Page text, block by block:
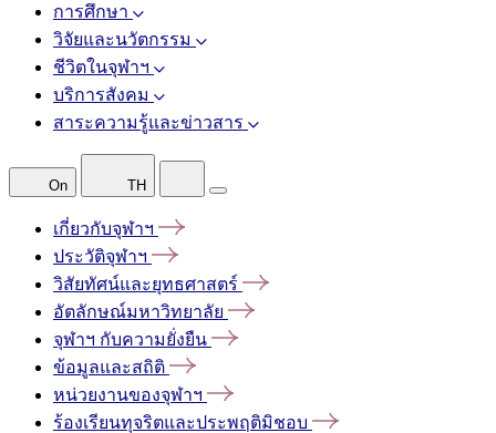
การศึกษา
วิจัยและนวัตกรรม
ชีวิตในจุฬาฯ
บริการสังคม
สาระความรู้และข่าวสาร
On TH
เกี่ยวกับจุฬาฯ
ประวัติจุฬาฯ
วิสัยทัศน์และยุทธศาสตร์
อัตลักษณ์มหาวิทยาลัย
จุฬาฯ กับความยั่งยืน
ข้อมูลและสถิติ
หน่วยงานของจุฬาฯ
ร้องเรียนทุจริตและประพฤติมิชอบ